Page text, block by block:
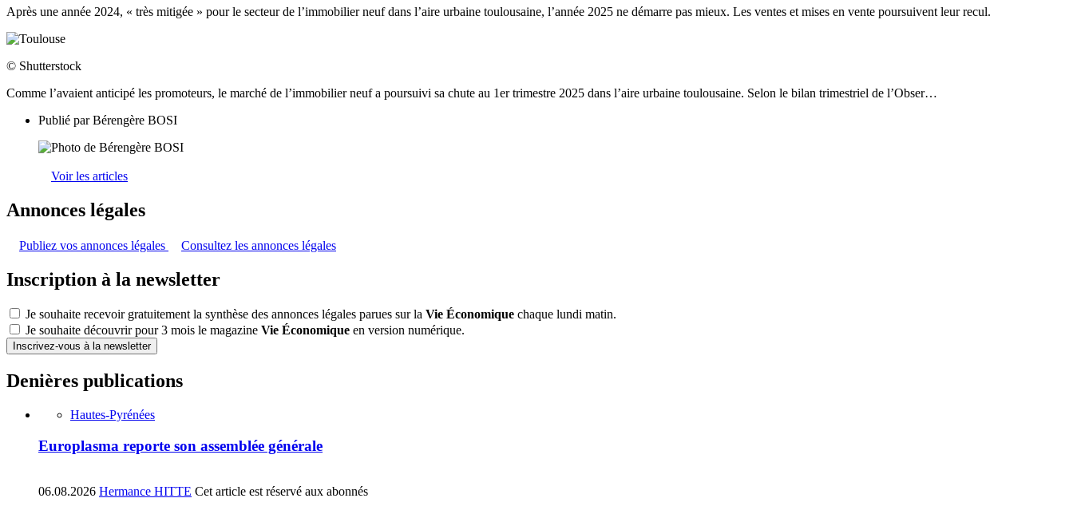
Après une année 2024, « très mitigée » pour le secteur de l’immobilier neuf dans l’aire urbaine toulousaine, l’année 2025 ne démarre pas mieux. Les ventes et mises en vente poursuivent leur recul.
© Shutterstock
Comme l’avaient anticipé les promoteurs, le marché de l’immobilier neuf a poursuivi sa chute au 1er trimestre 2025 dans l’aire urbaine toulousaine. Selon le bilan trimestriel de l’Obser…
Publié parBérengère BOSI
Voir les articles
Annonces légales
Publiez vos annonces légales Consultez les annonces légales
Inscription à la newsletter
Je souhaite recevoir gratuitement la synthèse des annonces légales parues sur la Vie Économique chaque lundi matin.
Je souhaite découvrir pour 3 mois le magazine Vie Économique en version numérique.
Inscrivez-vous à la newsletter
Denières publications
Hautes-Pyrénées
Europlasma reporte son assemblée générale
06.08.2026 Hermance HITTE Cet article est réservé aux abonnés